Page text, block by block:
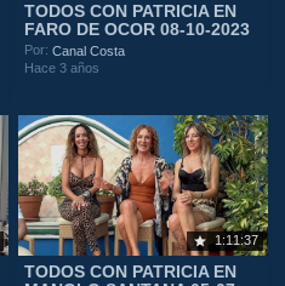
TODOS CON PATRICIA EN
FARO DE OCOR 08-10-2023
Por:Canal Costa
Hace 3 años
1:11:37
TODOS CON PATRICIA EN